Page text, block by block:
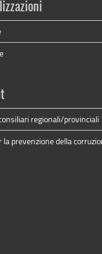
regionali/provinciali
prevenzione della